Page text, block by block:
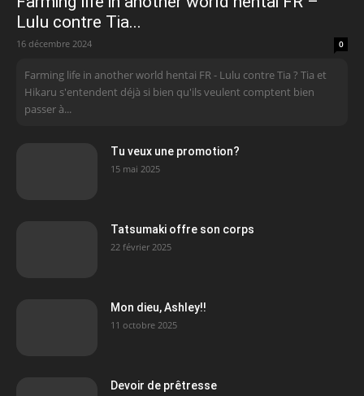
Lulu contre Tia...
16 décembre 2024 0
Farming life in another world hentai FR - Lulu contre Tia ? Tia et
Hikaru s'entendent déjà si bien qu'ils veulent comptent bien
passer à...
Tu veux une promotion?
15 mai 2025
Tatsumaki offre son corps
22 février 2025
Mon dieu, Ashley!!
11 octobre 2025
Devoir de prêtresse